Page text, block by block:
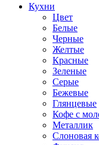
Кухни
Цвет
Белые
Черные
Желтые
Красные
Зеленые
Серые
Бежевые
Глянцевые
Кофе с
Металлик
Слоновая